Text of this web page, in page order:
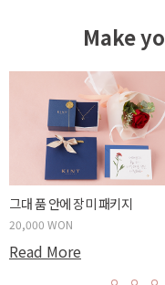
Make
그대 품 안에 장미 패키지
20,000 WON
Read More